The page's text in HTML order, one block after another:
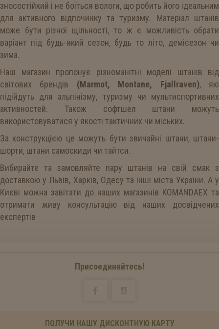
зносостійкий і не боїться вологи, що робить його ідеальним
для активного відпочинку та туризму. Матеріал штанів
може бути різної щільності, то ж є можливість обрати
варіант під будь-який сезон, будь то літо, демісезон чи
зима.
Наш магазин пропонує різноманітні моделі штанів від
світових брендів (Marmot, Montane, Fjallraven), які
підійдуть для альпінізму, туризму чи мультиспортивних
активностей. Також софтшел штани можуть
використовуватися у якості тактичних чи міських.
За конструкцією це можуть бути звичайні штани, штани-
шорти, штани самоскиди чи тайтси.
Вибирайте та замовляйте пару штанів на свій смак з
доставкою у Львів, Харків, Одесу та інші міста України. А у
Києві можна завітати до наших магазинів KOMANDAEX та
отримати живу консультацію від наших досвідчених
експертів
Присоединяйтесь!
ПОЛУЧИ НАШУ ДИСКОНТНУЮ КАРТУ